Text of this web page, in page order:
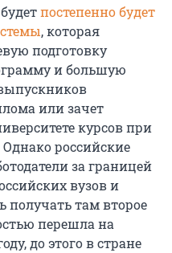
постепенно будет
, которая
подготовку
и большую
или зачет
курсов при
Однако российские
за границей
вузов и
там второе
перешла на
до этого в стране